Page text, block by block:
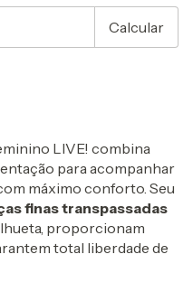
Calcular
LIVE! combina
para acompanhar
máximo conforto. Seu
finas transpassadas
proporcionam
total liberdade de